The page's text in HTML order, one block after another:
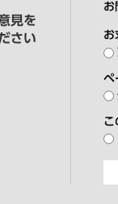
見を
さい
お
お
ペ
こ